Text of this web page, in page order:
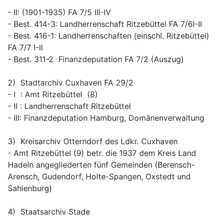
- II: (1901-1935) FA 7/5 III-IV
- Best. 414-3: Landherrenschaft Ritzebüttel FA 7/6I-II
- Best. 416-1: Landherrenschaften (einschl. Ritzebüttel)
FA 7/7 I-II
- Best. 311-2  Finanzdeputation FA 7/2 (Auszug)
2)  Stadtarchiv Cuxhaven FA 29/2
- I  : Amt Ritzebüttel  (8)
- II : Landherrenschaft Ritzebüttel
- III: Finanzdeputation Hamburg, Domänenverwaltung
3)  Kreisarchiv Otterndorf des Ldkr. Cuxhaven
- Amt Ritzebüttel (9) betr. die 1937 dem Kreis Land
Hadeln angegliederten fünf Gemeinden (Berensch-
Arensch, Gudendorf, Holte-Spangen, Oxstedt und
Sahlenburg)
4)  Staatsarchiv Stade